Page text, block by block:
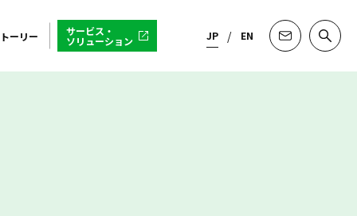
ーリー サービス・
ソリューション JP EN